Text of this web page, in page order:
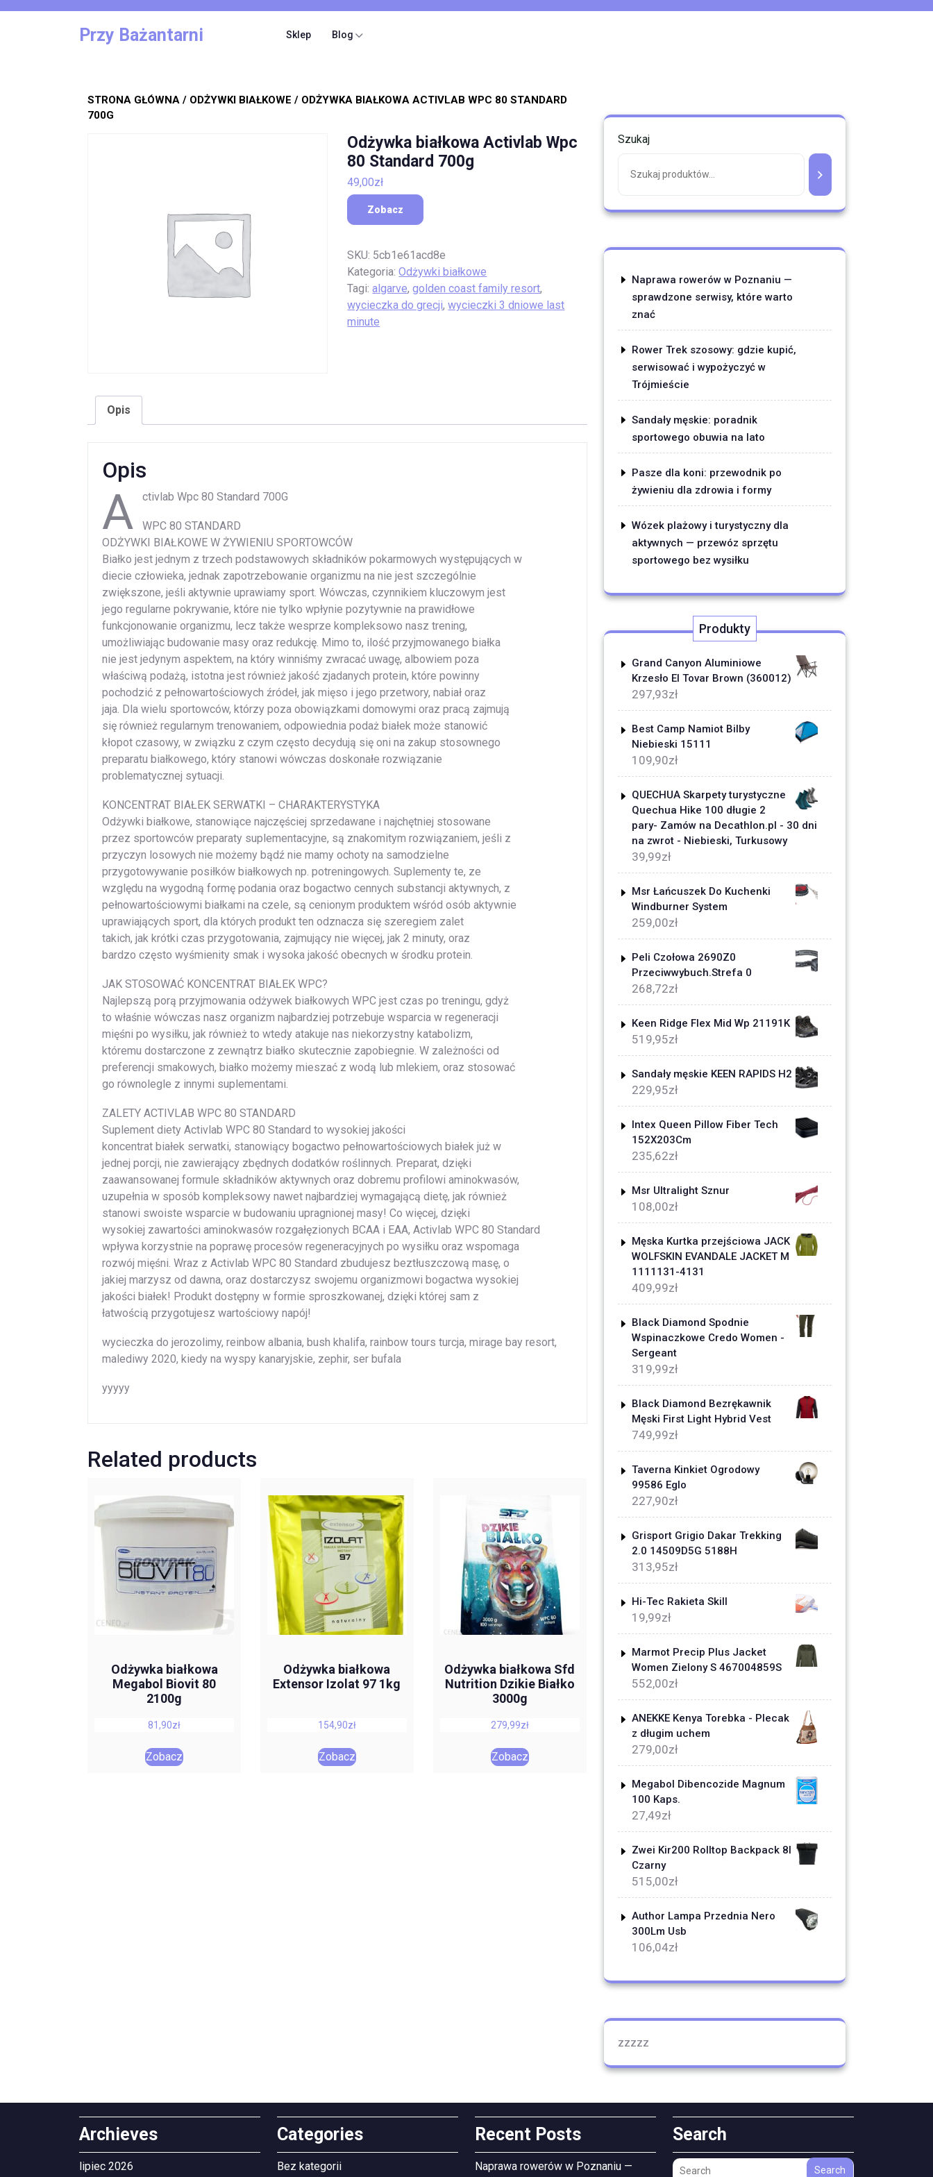
Przy Bażantarni Sklep Blog
STRONA GŁÓWNA / ODŻYWKI BIAŁKOWE / ODŻYWKA BIAŁKOWA ACTIVLAB WPC 80 STANDARD
700G
Odżywka białkowa Activlab Wpc
80 Standard 700g
49,00zł
Zobacz
SKU: 5cb1e61acd8e
Kategoria:Odżywki białkowe
Tagi:algarve,golden coast family resort,
wycieczka do grecji,wycieczki 3 dniowe last
minute
Opis
Opis
A ctivlab Wpc 80 Standard 700G
WPC 80 STANDARD
ODŻYWKI BIAŁKOWE W ŻYWIENIU SPORTOWCÓW
Białko jest jednym z trzech podstawowych składników pokarmowych występujących w
diecie człowieka, jednak zapotrzebowanie organizmu na nie jest szczególnie
zwiększone, jeśli aktywnie uprawiamy sport. Wówczas, czynnikiem kluczowym jest
jego regularne pokrywanie, które nie tylko wpłynie pozytywnie na prawidłowe
funkcjonowanie organizmu, lecz także wesprze kompleksowo nasz trening,
umożliwiając budowanie masy oraz redukcję. Mimo to, ilość przyjmowanego białka
nie jest jedynym aspektem, na który winniśmy zwracać uwagę, albowiem poza
właściwą podażą, istotna jest również jakość zjadanych protein, które powinny
pochodzić z pełnowartościowych źródeł, jak mięso i jego przetwory, nabiał oraz
jaja. Dla wielu sportowców, którzy poza obowiązkami domowymi oraz pracą zajmują
się również regularnym trenowaniem, odpowiednia podaż białek może stanowić
kłopot czasowy, w związku z czym często decydują się oni na zakup stosownego
preparatu białkowego, który stanowi wówczas doskonałe rozwiązanie
problematycznej sytuacji.
KONCENTRAT BIAŁEK SERWATKI – CHARAKTERYSTYKA
Odżywki białkowe, stanowiące najczęściej sprzedawane i najchętniej stosowane
przez sportowców preparaty suplementacyjne, są znakomitym rozwiązaniem, jeśli z
przyczyn losowych nie możemy bądź nie mamy ochoty na samodzielne
przygotowywanie posiłków białkowych np. potreningowych. Suplementy te, ze
względu na wygodną formę podania oraz bogactwo cennych substancji aktywnych, z
pełnowartościowymi białkami na czele, są cenionym produktem wśród osób aktywnie
uprawiających sport, dla których produkt ten odznacza się szeregiem zalet
takich, jak krótki czas przygotowania, zajmujący nie więcej, jak 2 minuty, oraz
bardzo często wyśmienity smak i wysoka jakość obecnych w środku protein.
JAK STOSOWAĆ KONCENTRAT BIAŁEK WPC?
Najlepszą porą przyjmowania odżywek białkowych WPC jest czas po treningu, gdyż
to właśnie wówczas nasz organizm najbardziej potrzebuje wsparcia w regeneracji
mięśni po wysiłku, jak również to wtedy atakuje nas niekorzystny katabolizm,
któremu dostarczone z zewnątrz białko skutecznie zapobiegnie. W zależności od
preferencji smakowych, białko możemy mieszać z wodą lub mlekiem, oraz stosować
go równolegle z innymi suplementami.
ZALETY ACTIVLAB WPC 80 STANDARD
Suplement diety Activlab WPC 80 Standard to wysokiej jakości
koncentrat białek serwatki, stanowiący bogactwo pełnowartościowych białek już w
jednej porcji, nie zawierający zbędnych dodatków roślinnych. Preparat, dzięki
zaawansowanej formule składników aktywnych oraz dobremu profilowi aminokwasów,
uzupełnia w sposób kompleksowy nawet najbardziej wymagającą dietę, jak również
stanowi swoiste wsparcie w budowaniu upragnionej masy! Co więcej, dzięki
wysokiej zawartości aminokwasów rozgałęzionych BCAA i EAA, Activlab WPC 80 Standard
wpływa korzystnie na poprawę procesów regeneracyjnych po wysiłku oraz wspomaga
rozwój mięśni. Wraz z Activlab WPC 80 Standard zbudujesz beztłuszczową masę, o
jakiej marzysz od dawna, oraz dostarczysz swojemu organizmowi bogactwa wysokiej
jakości białek! Produkt dostępny w formie sproszkowanej, dzięki której sam z
łatwością przygotujesz wartościowy napój!
wycieczka do jerozolimy, reinbow albania, bush khalifa, rainbow tours turcja, mirage bay resort,
malediwy 2020, kiedy na wyspy kanaryjskie, zephir, ser bufala
yyyyy
Related products
Odżywka białkowa
Megabol Biovit 80
2100g
81,90zł
Zobacz
Odżywka białkowa
Extensor Izolat 97 1kg
154,90zł
Zobacz
Odżywka białkowa Sfd
Nutrition Dzikie Białko
3000g
279,99zł
Zobacz
Szukaj
Naprawa rowerów w Poznaniu —
sprawdzone serwisy, które warto
znać
Rower Trek szosowy: gdzie kupić,
serwisować i wypożyczyć w
Trójmieście
Sandały męskie: poradnik
sportowego obuwia na lato
Pasze dla koni: przewodnik po
żywieniu dla zdrowia i formy
Wózek plażowy i turystyczny dla
aktywnych — przewóz sprzętu
sportowego bez wysiłku
Produkty
Grand Canyon Aluminiowe
Krzesło El Tovar Brown (360012)
297,93zł
Best Camp Namiot Bilby
Niebieski 15111
109,90zł
QUECHUA Skarpety turystyczne
Quechua Hike 100 długie 2
pary- Zamów na Decathlon.pl - 30 dni
na zwrot - Niebieski, Turkusowy
39,99zł
Msr Łańcuszek Do Kuchenki
Windburner System
259,00zł
Peli Czołowa 2690Z0
Przeciwwybuch.Strefa 0
268,72zł
Keen Ridge Flex Mid Wp 21191K
519,95zł
Sandały męskie KEEN RAPIDS H2
229,95zł
Intex Queen Pillow Fiber Tech
152X203Cm
235,62zł
Msr Ultralight Sznur
108,00zł
Męska Kurtka przejściowa JACK
WOLFSKIN EVANDALE JACKET M
1111131-4131
409,99zł
Black Diamond Spodnie
Wspinaczkowe Credo Women -
Sergeant
319,99zł
Black Diamond Bezrękawnik
Męski First Light Hybrid Vest
749,99zł
Taverna Kinkiet Ogrodowy
99586 Eglo
227,90zł
Grisport Grigio Dakar Trekking
2.0 14509D5G 5188H
313,95zł
Hi-Tec Rakieta Skill
19,99zł
Marmot Precip Plus Jacket
Women Zielony S 467004859S
552,00zł
ANEKKE Kenya Torebka - Plecak
z długim uchem
279,00zł
Megabol Dibencozide Magnum
100 Kaps.
27,49zł
Zwei Kir200 Rolltop Backpack 8l
Czarny
515,00zł
Author Lampa Przednia Nero
300Lm Usb
106,04zł
zzzzz
Archieves
lipiec 2026
Categories
Bez kategorii
Recent Posts
Naprawa rowerów w Poznaniu —
Search
Search